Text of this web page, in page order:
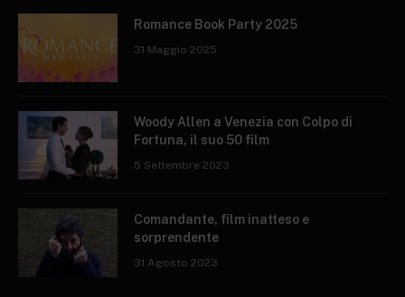
Romance Book Party 2025
31 Maggio 2025
Woody Allen a Venezia con Colpo di
Fortuna, il suo 50 film
5 Settembre 2023
Comandante, film inatteso e
sorprendente
31 Agosto 2023